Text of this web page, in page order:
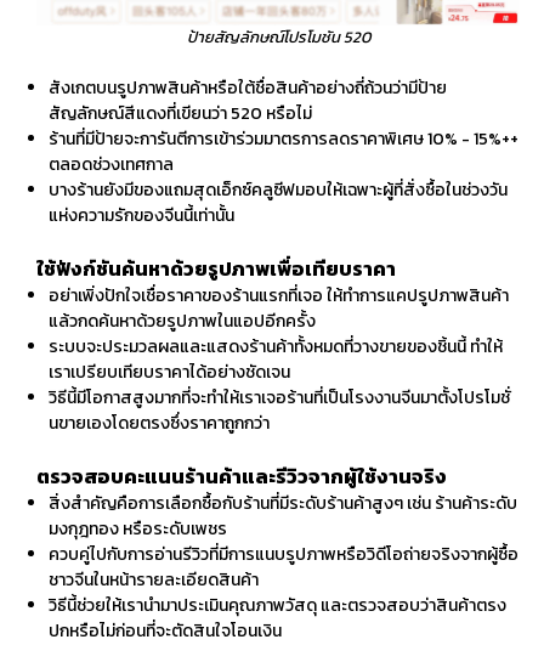
ป้ายสัญลักษณ์โปรโมชัน 520
สังเกตบนรูปภาพสินค้าหรือใต้ชื่อสินค้าอย่างถี่ถ้วนว่ามีป้าย
สัญลักษณ์สีแดงที่เขียนว่า 520 หรือไม่
ร้านที่มีป้ายจะการันตีการเข้าร่วมมาตรการลดราคาพิเศษ 10% - 15%++
ตลอดช่วงเทศกาล
บางร้านยังมีของแถมสุดเอ็กซ์คลูซีฟมอบให้เฉพาะผู้ที่สั่งซื้อในช่วงวัน
แห่งความรักของจีนนี้เท่านั้น
ใช้ฟังก์ชันค้นหาด้วยรูปภาพเพื่อเทียบราคา
อย่าเพิ่งปักใจเชื่อราคาของร้านแรกที่เจอ ให้ทำการแคปรูปภาพสินค้า
แล้วกดค้นหาด้วยรูปภาพในแอปอีกครั้ง
ระบบจะประมวลผลและแสดงร้านค้าทั้งหมดที่วางขายของชิ้นนี้ ทำให้
เราเปรียบเทียบราคาได้อย่างชัดเจน
วิธีนี้มีโอกาสสูงมากที่จะทำให้เราเจอร้านที่เป็นโรงงานจีนมาตั้งโปรโมชั่
นขายเองโดยตรงซึ่งราคาถูกกว่า
ตรวจสอบคะแนนร้านค้าและรีวิวจากผู้ใช้งานจริง
สิ่งสำคัญคือการเลือกซื้อกับร้านที่มีระดับร้านค้าสูงๆ เช่น ร้านค้าระดับ
มงกุฎทอง หรือระดับเพชร
ควบคู่ไปกับการอ่านรีวิวที่มีการแนบรูปภาพหรือวิดีโอถ่ายจริงจากผู้ซื้อ
ชาวจีนในหน้ารายละเอียดสินค้า
วิธีนี้ช่วยให้เรานำมาประเมินคุณภาพวัสดุ และตรวจสอบว่าสินค้าตรง
ปกหรือไม่ก่อนที่จะตัดสินใจโอนเงิน